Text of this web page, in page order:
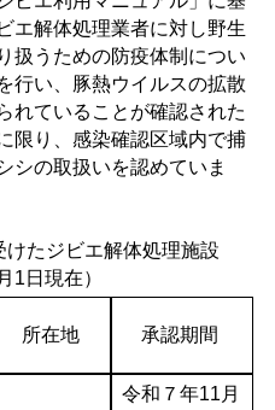
エ解体処理業者に対し野生
扱うための防疫体制につい
行い、豚熱ウイルスの拡散
れていることが確認された
限り、感染確認区域内で捕
シの取扱いを認めていま
けたジビエ解体処理施設
1日現在）
所在地 承認期間
令和７年11月